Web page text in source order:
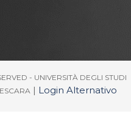
- UNIVERSITÀ DEGLI STUDI
| Login Alternativo